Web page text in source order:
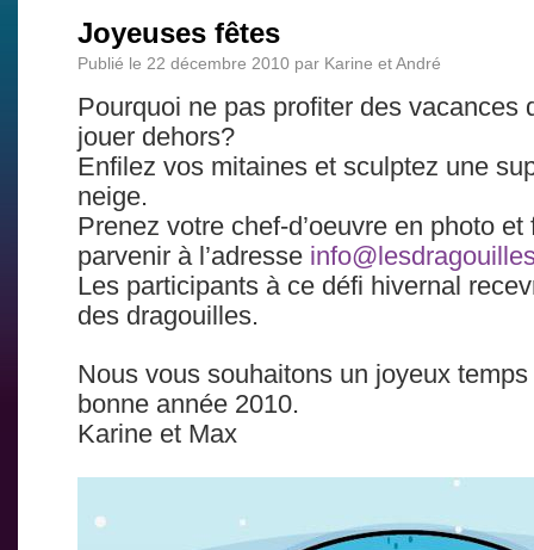
Joyeuses fêtes
Publié le 22 décembre 2010 par Karine et André
Pourquoi ne pas profiter des vacances
jouer dehors?
Enfilez vos mitaines et sculptez une
neige.
Prenez votre chef-d’oeuvre en photo
parvenir à l’adresse
Les participants à ce défi hivernal
des dragouilles.
Nous vous souhaitons un joyeux
bonne année 2010.
Karine et Max